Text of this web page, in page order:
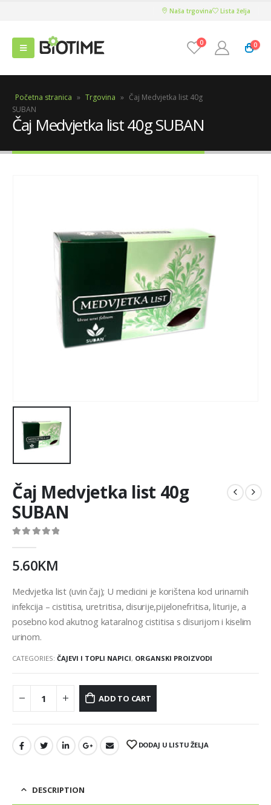
Naša trgovina Lista želja
0 0
Početna stranica » Trgovina » Čaj Medvjetka list 40g
SUBAN
Čaj Medvjetka list 40g SUBAN
Čaj Medvjetka list 40g
SUBAN
5.60KM
Medvjetka list (uvin čaj); U medicini je korištena kod urinarnih
infekcija – cistitisa, uretritisa, disurije,pijelonefritisa, liturije, a
posebno kod akutnog kataralnog cistitisa s disurijom i kiselim
urinom.
CATEGORIES: ČAJEVI I TOPLI NAPICI, ORGANSKI PROIZVODI
ADD TO CART
DODAJ U LISTU ŽELJA
DESCRIPTION